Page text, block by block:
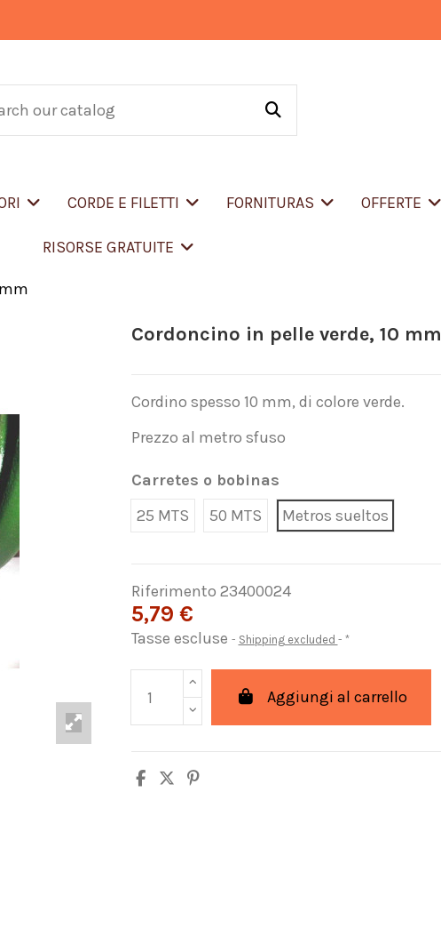
CORDE E FILETTI FORNITURAS OFFERTE
RISORSE GRATUITE
Cordoncino in pelle verde, 10 mm
Cordino spesso 10 mm, di colore verde.
Prezzo al metro sfuso
Carretes o bobinas
25 MTS
50 MTS Metros sueltos
Riferimento 23400024
5,79 €
Tasse escluse Shipping excluded *
Aggiungi al carrello